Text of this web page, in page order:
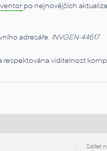
po nejnovějších
adresáře. INVGEN-44617
respektována viditelnost
Sdílet